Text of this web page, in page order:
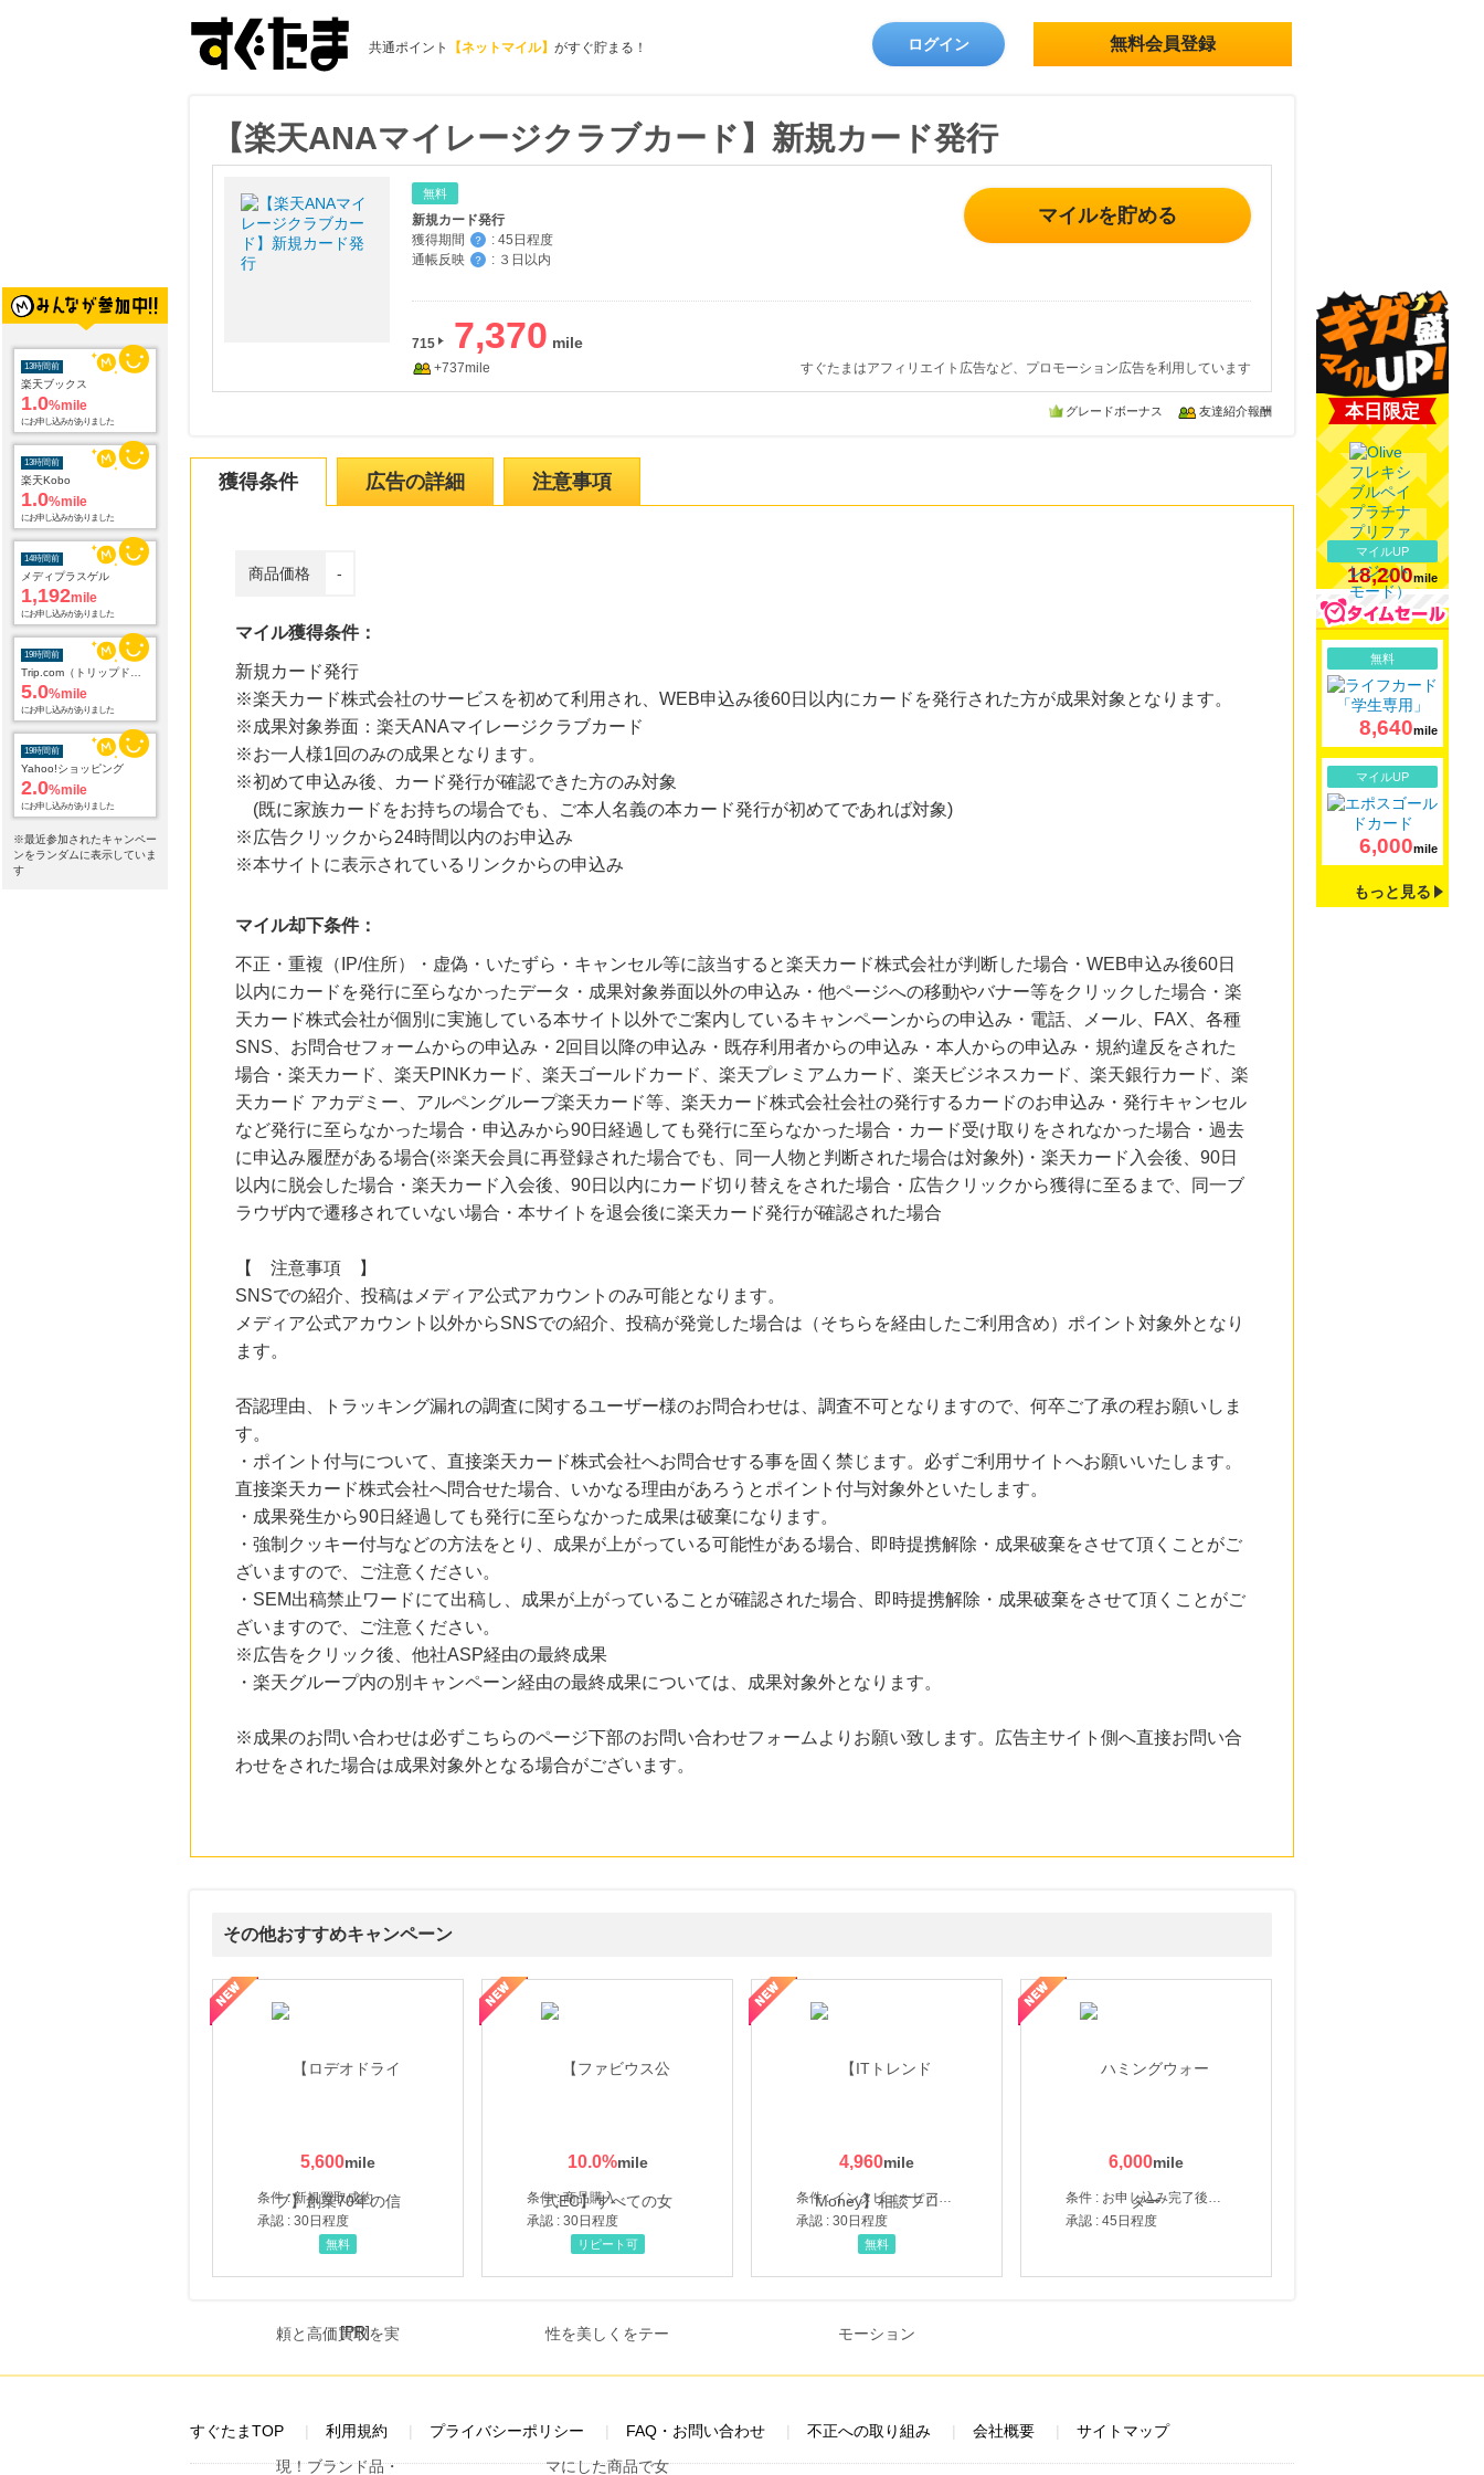
共通ポイント 【ネットマイル】 がすぐ貯まる！ ログイン 無料会員登録
楽天ブックス
1.0%mile
13時間前
楽天Kobo
1.0 %mile
にお申し込みがありました
14時間前
メディプラスゲル
1,192mile
にお申し込みがありました
19時間前
5.0 %mile
にお申し込みがありました
19時間前
Yahoo!ショッピング
2.0 %mile
にお申し込みがありました
19時間前
3.0 %mile
にお申し込みがありました
19時間前
※最近参加されたキャンペー
ンをランダムに表示していま
す
【楽天ANAマイレージクラブカード】新規カード発行
無料
新規カード発行
獲得期間
？ : 45日程度
通帳反映
？ : ３日以内
マイルを貯める
715 7,370
+737mile すぐたまはアフィリエイト広告など、プロモーション広告を利用しています
グレードボーナス 友達紹介報酬
獲得条件 広告の詳細 注意事項
商品価格 -
マイル獲得条件：
新規カード発行
※楽天カード株式会社のサービスを初めて利用され、WEB申込み後60日以内にカードを発行された方が成果対象となります。
※成果対象券面：楽天ANAマイレージクラブカード
※お一人様1回のみの成果となります。
※初めて申込み後、カード発行が確認できた方のみ対象
(既に家族カードをお持ちの場合でも、ご本人名義の本カード発行が初めてであれば対象)
※広告クリックから24時間以内のお申込み
※本サイトに表示されているリンクからの申込み
マイル却下条件：
不正・重複（IP/住所）・虚偽・いたずら・キャンセル等に該当すると楽天カード株式会社が判断した場合・WEB申込み後60日
以内にカードを発行に至らなかったデータ・成果対象券面以外の申込み・他ページへの移動やバナー等をクリックした場合・楽
天カード株式会社が個別に実施している本サイト以外でご案内しているキャンペーンからの申込み・電話、メール、FAX、各種
SNS、お問合せフォームからの申込み・2回目以降の申込み・既存利用者からの申込み・本人からの申込み・規約違反をされた
場合・楽天カード、楽天PINKカード、楽天ゴールドカード、楽天プレミアムカード、楽天ビジネスカード、楽天銀行カード、楽
天カード アカデミー、アルペングループ楽天カード等、楽天カード株式会社会社の発行するカードのお申込み・発行キャンセル
など発行に至らなかった場合・申込みから90日経過しても発行に至らなかった場合・カード受け取りをされなかった場合・過去
に申込み履歴がある場合(※楽天会員に再登録された場合でも、同一人物と判断された場合は対象外)・楽天カード入会後、90日
以内に脱会した場合・楽天カード入会後、90日以内にカード切り替えをされた場合・広告クリックから獲得に至るまで、同一ブ
ラウザ内で遷移されていない場合・本サイトを退会後に楽天カード発行が確認された場合
【 注意事項 】
SNSでの紹介、投稿はメディア公式アカウントのみ可能となります。
メディア公式アカウント以外からSNSでの紹介、投稿が発覚した場合は（そちらを経由したご利用含め）ポイント対象外となり
ます。
否認理由、トラッキング漏れの調査に関するユーザー様のお問合わせは、調査不可となりますので、何卒ご了承の程お願いしま
す。
・ポイント付与について、直接楽天カード株式会社へお問合せする事を固く禁じます。必ずご利用サイトへお願いいたします。
直接楽天カード株式会社へ問合せた場合、いかなる理由があろうとポイント付与対象外といたします。
・成果発生から90日経過しても発行に至らなかった成果は破棄になります。
・強制クッキー付与などの方法をとり、成果が上がっている可能性がある場合、即時提携解除・成果破棄をさせて頂くことがご
ざいますので、ご注意ください。
・SEM出稿禁止ワードにて出稿し、成果が上がっていることが確認された場合、即時提携解除・成果破棄をさせて頂くことがご
ざいますので、ご注意ください。
※広告をクリック後、他社ASP経由の最終成果
・楽天グループ内の別キャンペーン経由の最終成果については、成果対象外となります。
※成果のお問い合わせは必ずこちらのページ下部のお問い合わせフォームよりお願い致します。広告主サイト側へ直接お問い合
わせをされた場合は成果対象外となる場合がございます。
その他おすすめキャンペーン
5,600
条件 : 新規買取成約
承認 : 30日程度
無料
10.0%
条件 : 商品購入
承認 : 30日程度
くをテーマにした商品で女性の美を応援しています
リピート可
4,960
条件 : インタビューヒアリング完了
承認 : 30日程度
【ITトレンドMoney】相談プロモーション
無料
6,000
条件 : お申し込み完了後、決済登録完了と1ヶ月以内のサーバー初回設置。
承認 : 45日程度
ハミングウォーター【販売代理店】
本日限定
マイルUP
18,200mile
無料
8,640mile
マイルUP
6,000mile
もっと見る
[PR]
すぐたまTOP 利用規約 プライバシーポリシー FAQ・お問い合わせ 不正への取り組み 会社概要 サイトマップ